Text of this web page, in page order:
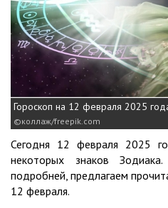
Гороскоп на 12 февраля 2025
коллаж/freepik.com
Сегодня 12 февраля 2025
некоторых знаков
подробней, предлагаем
12 февраля.